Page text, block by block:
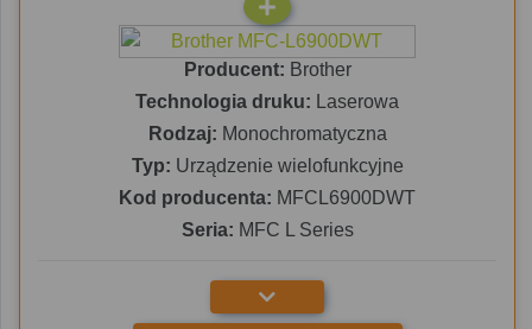
Producent: Brother
Technologia druku: Laserowa
Rodzaj: Monochromatyczna
Typ: Urządzenie wielofunkcyjne
Kod producenta: MFCL6900DWT
Seria: MFC L Series